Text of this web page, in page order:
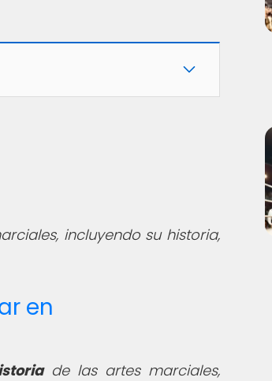
incluyendo su historia,
en
de las artes marciales,